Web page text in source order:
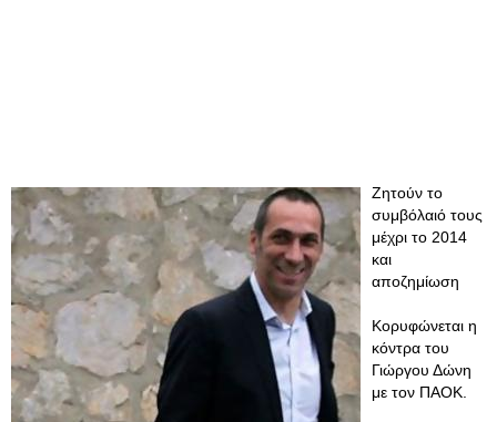
Ζητούν το
συμβόλαιό τους
μέχρι το 2014
και
αποζημίωση
Κορυφώνεται η
κόντρα του
Γιώργου Δώνη
με τον ΠΑΟΚ.